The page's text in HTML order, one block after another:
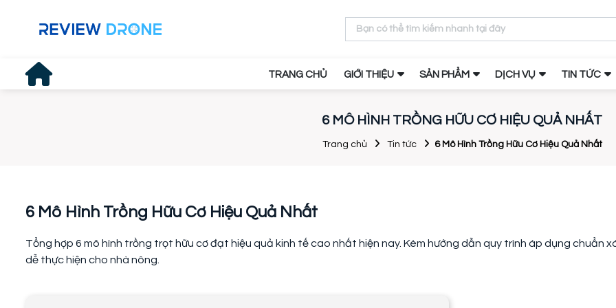
TRANG CHỦ GIỚI THIỆU SẢN PHẨM DỊCH VỤ TIN TỨC
6 MÔ HÌNH TRỒNG HỮU CƠ HIỆU QUẢ NHẤT
Trang chủ Tin tức 6 Mô Hình Trồng Hữu Cơ Hiệu Quả Nhất
6 Mô Hình Trồng Hữu Cơ Hiệu Quả Nhất
Tổng hợp 6 mô hình trồng trọt hữu cơ đạt hiệu quả kinh tế cao nhất hiện nay. Kèm hướng dẫn quy trình áp dụng chuẩn
dễ thực hiện cho nhà nông.